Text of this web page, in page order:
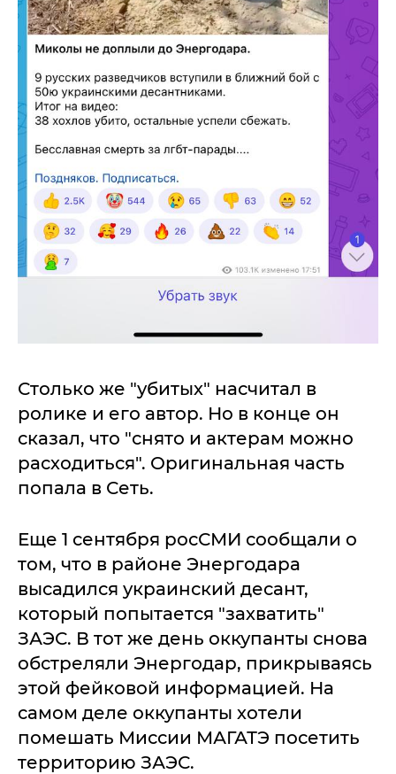
Столько же "убитых" насчитал в
ролике и его автор. Но в конце он
сказал, что "снято и актерам можно
расходиться". Оригинальная часть
попала в Сеть.
Еще 1 сентября росСМИ сообщали о
том, что в районе Энергодара
высадился украинский десант,
который попытается "захватить"
ЗАЭС. В тот же день оккупанты снова
обстреляли Энергодар, прикрываясь
этой фейковой информацией. На
самом деле оккупанты хотели
помешать Миссии МАГАТЭ посетить
территорию ЗАЭС.